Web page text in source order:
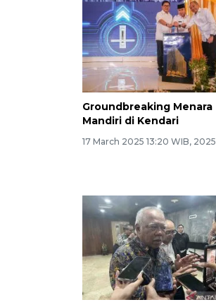
Groundbreaking Menara
Mandiri di Kendari
17 March 2025 13:20 WIB, 2025